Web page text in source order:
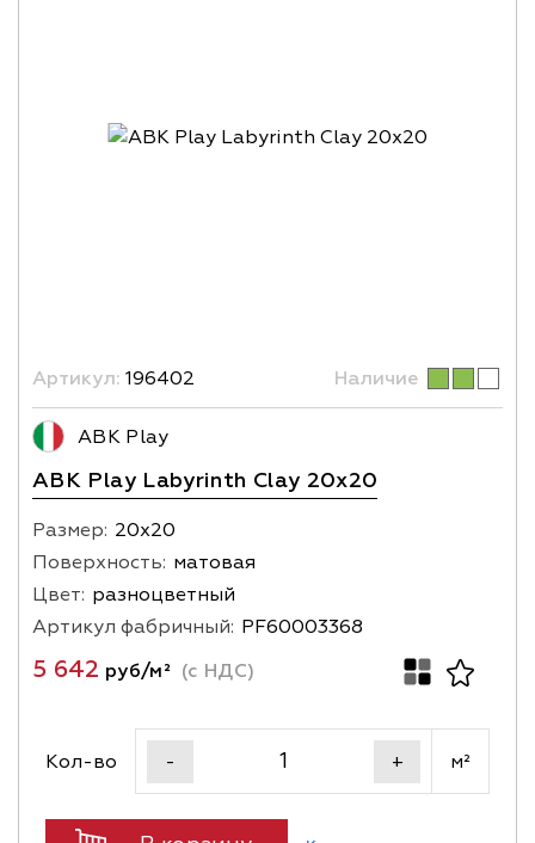
Артикул: 196402 Наличие
ABK Play
ABK Play Labyrinth Clay 20x20
Размер: 20х20
Поверхность: матовая
Цвет: разноцветный
Артикул фабричный: PF60003368
5 642 руб/м² (с НДС)
Кол-во - + м²